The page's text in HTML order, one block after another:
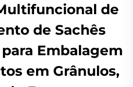
de
de Sachês
Embalagem
em Grânulos,